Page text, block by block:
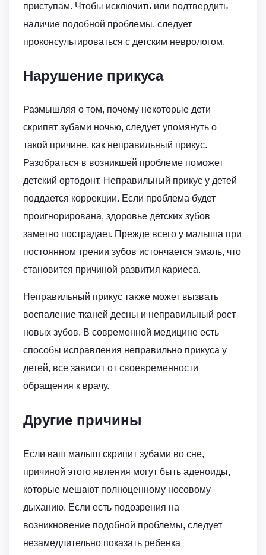
приступам. Чтобы исключить или подтвердить
наличие подобной проблемы, следует
проконсультироваться с детским неврологом.
Нарушение прикуса
Размышляя о том, почему некоторые дети
скрипят зубами ночью, следует упомянуть о
такой причине, как неправильный прикус.
Разобраться в возникшей проблеме поможет
детский ортодонт. Неправильный прикус у детей
поддается коррекции. Если проблема будет
проигнорирована, здоровье детских зубов
заметно пострадает. Прежде всего у малыша при
постоянном трении зубов истончается эмаль, что
становится причиной развития кариеса.
Неправильный прикус также может вызвать
воспаление тканей десны и неправильный рост
новых зубов. В современной медицине есть
способы исправления неправильно прикуса у
детей, все зависит от своевременности
обращения к врачу.
Другие причины
Если ваш малыш скрипит зубами во сне,
причиной этого явления могут быть аденоиды,
которые мешают полноценному носовому
дыханию. Если есть подозрения на
возникновение подобной проблемы, следует
незамедлительно показать ребенка